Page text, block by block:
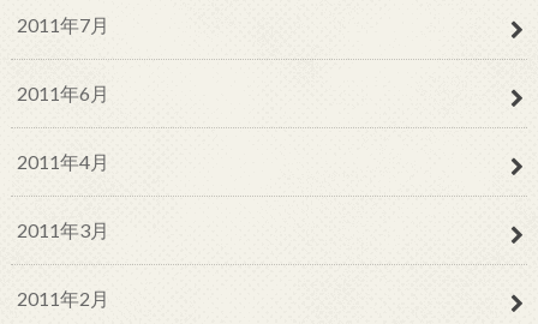
2011年7月
2011年6月
2011年4月
2011年3月
2011年2月